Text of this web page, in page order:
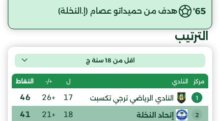
65' هدف من حميداتو عصام (إ.النخلة)
الترتيب
اقل من 18 سنة ج
مركز النادي ل +/- النقاط
1 النادي الرياضي ترجي تكسبت 17
+26
46
2 إتحاد النخلة 18
+21
41